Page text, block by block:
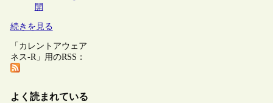
開
続きを見る
「カレントアウェア
ネス-R」用のRSS：
よく読まれている